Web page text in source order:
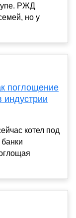
РЖД
но у
поглощение
индустрии
котел под